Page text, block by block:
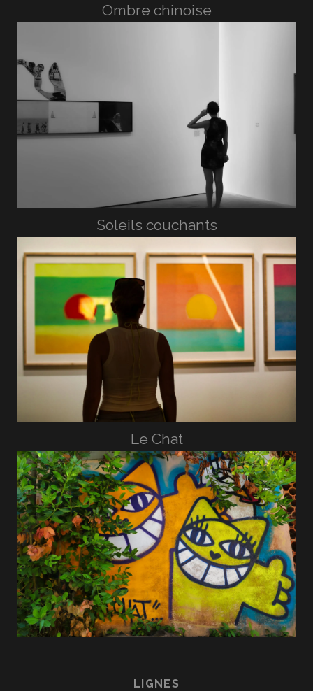
Ombre chinoise
Soleils couchants
Le Chat
LIGNES